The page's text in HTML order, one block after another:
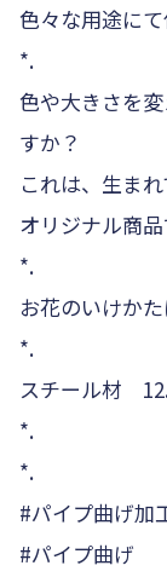
色々な用途にて
*.
色や大きさを
すか？
これは、生ま
オリジナル商
*.
お花のいけか
*.
スチール材
*.
*.
#パイプ曲げ加
#パイプ曲げ